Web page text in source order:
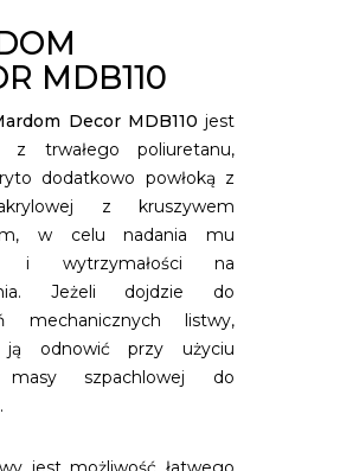
MDB110
Decor MDB110 jest
z trwałego poliuretanu,
dodatkowo powłoką z
z kruszywem
w celu nadania mu
i wytrzymałości na
Jeżeli dojdzie do
mechanicznych listwy,
ją odnowić przy użyciu
szpachlowej do